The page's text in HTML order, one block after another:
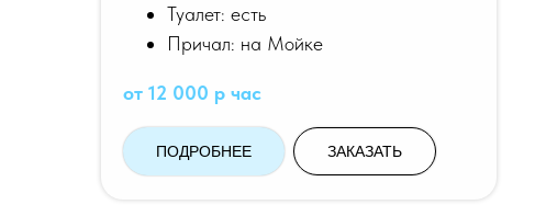
Туалет: есть
Причал: на Мойке
от 12 000 р час
ПОДРОБНЕЕ ЗАКАЗАТЬ